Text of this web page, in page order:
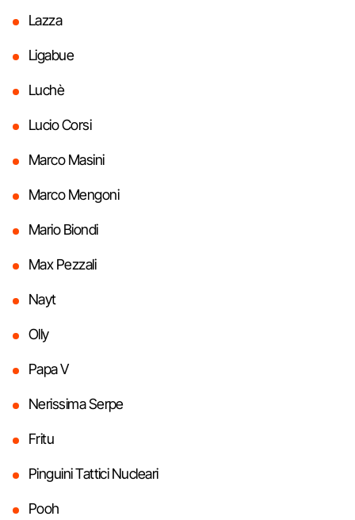
Lazza
Ligabue
Luchè
Lucio Corsi
Marco Masini
Marco Mengoni
Mario Biondi
Max Pezzali
Nayt
Olly
Papa V
Nerissima Serpe
Fritu
Pinguini Tattici Nucleari
Pooh